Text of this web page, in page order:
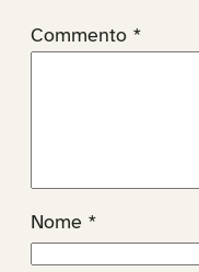
Commento *
Nome *